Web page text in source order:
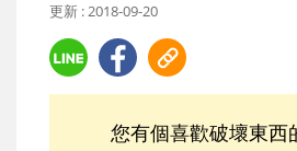
更新 : 2018-09-20
您有個喜歡破壞東西